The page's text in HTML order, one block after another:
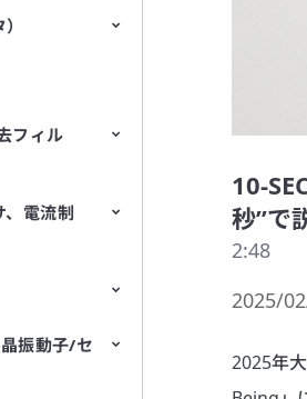
キャパシ
コンデン
リコンコ
フィル
・ノイ
護デバイ
、電流制
スタ）
サ）
振動子/セ
10-
秒”で
2:48
2025/
2025年